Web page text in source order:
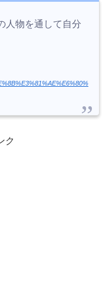
人物を通して自分
ク